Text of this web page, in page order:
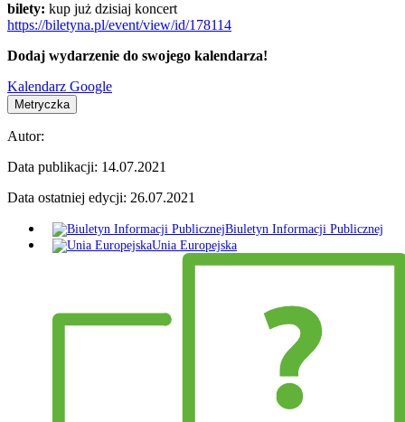
bilety: kup już dzisiaj koncert
https://biletyna.pl/event/view/id/178114
Dodaj wydarzenie do swojego kalendarza!
Kalendarz Google
Metryczka
Autor:
Data publikacji: 14.07.2021
Data ostatniej edycji: 26.07.2021
Biuletyn Informacji Publicznej
Unia Europejska